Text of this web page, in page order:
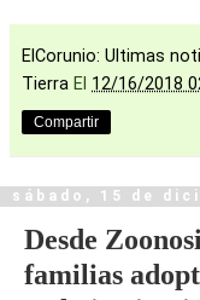
ElCorunio: Ultimas
Tierra El 12/16/2018
Compartir
sábado, 15 de
Desde
familias